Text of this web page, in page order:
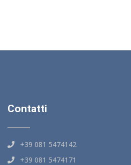
Contatti
+39 081 5474142
+39 081 5474171